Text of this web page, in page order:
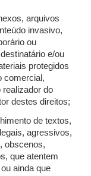
arquivos
invasivo,
ou
e/ou
protegidos
comercial,
do
destes direitos;
de textos,
agressivos,
obscenos,
que atentem
ainda que